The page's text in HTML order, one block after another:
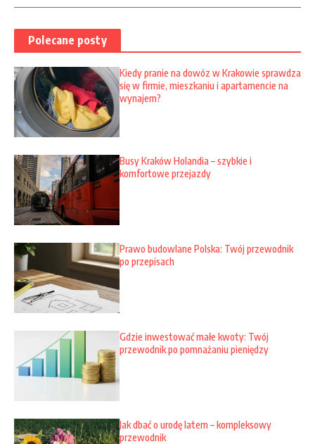
Polecane posty
Kiedy pranie na dowóz w Krakowie sprawdza
się w firmie, mieszkaniu i apartamencie na
wynajem?
Busy Kraków Holandia – szybkie i
komfortowe przejazdy
Prawo budowlane Polska: Twój przewodnik
po przepisach
Gdzie inwestować małe kwoty: Twój
przewodnik po pomnażaniu pieniędzy
Jak dbać o urodę latem – kompleksowy
przewodnik